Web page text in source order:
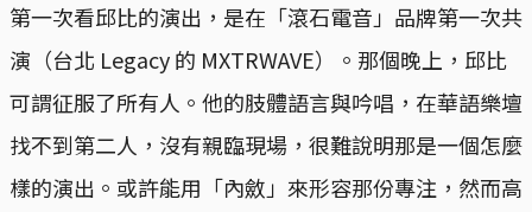
第一次看邱比的演出，是在「滾石電音」品牌第一次共
演（台北 Legacy 的 MXTRWAVE）。那個晚上，邱比
可謂征服了所有人。他的肢體語言與吟唱，在華語樂壇
找不到第二人，沒有親臨現場，很難說明那是一個怎麼
樣的演出。或許能用「內斂」來形容那份專注，然而高